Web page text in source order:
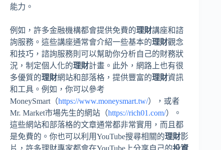
能力。
例如，許多金融機構都會提供免費的理財講座和諮
詢服務。這些講座通常會介紹一些基本的理財觀念
和技巧，諮詢服務則可以幫助你分析自己的財務狀
況，制定個人化的理財計畫。此外，網路上也有很
多優質的理財網站和部落格，提供豐富的理財資訊
和工具。例如，你可以參考
MoneySmart（https://www.moneysmart.tw/），或者
Mr. Market市場先生的網站（https://rich01.com/）。
這些網站和部落格的文章通常都非常實用，而且都
是免費的。你也可以利用YouTube搜尋相關的理財影
片，許多理財專家都會在YouTube上分享自己的投資